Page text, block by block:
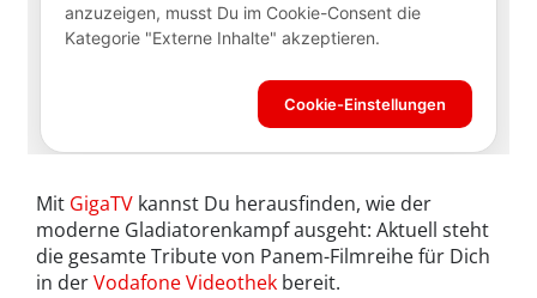
Mit GigaTV kannst Du herausfinden, wie der
moderne Gladiatorenkampf ausgeht: Aktuell steht
die gesamte Tribute von Panem-Filmreihe für Dich
in derVodafone Videothek bereit.